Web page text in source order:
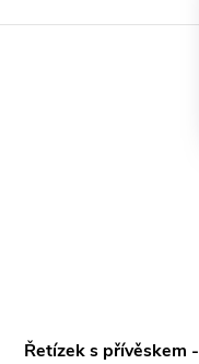
Řetízek s přívěskem -